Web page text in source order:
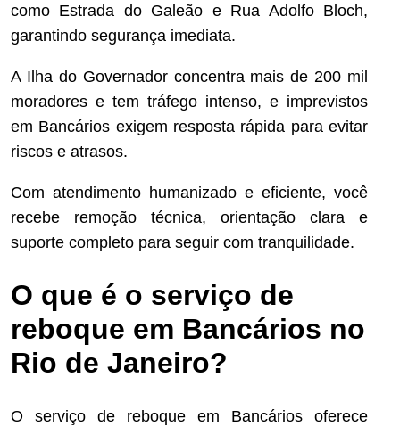
como Estrada do Galeão e Rua Adolfo Bloch,
garantindo segurança imediata.
A Ilha do Governador concentra mais de 200 mil
moradores e tem tráfego intenso, e imprevistos
em Bancários exigem resposta rápida para evitar
riscos e atrasos.
Com atendimento humanizado e eficiente, você
recebe remoção técnica, orientação clara e
suporte completo para seguir com tranquilidade.
O que é o serviço de
reboque em Bancários no
Rio de Janeiro?
O serviço de reboque em Bancários oferece